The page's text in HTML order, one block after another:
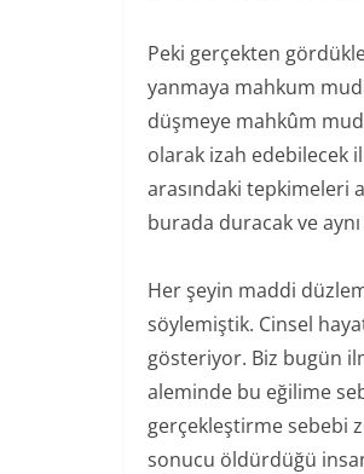
Peki gerçekten
yanmaya mahkum
düşmeye mahkûm
olarak izah edebilecek
arasındaki tepkimeleri
burada duracak ve
Her şeyin maddi
söylemiştik. Cinsel
gösteriyor. Biz bugün
aleminde bu eğilime
gerçekleştirme sebebi
sonucu öldürdüğü